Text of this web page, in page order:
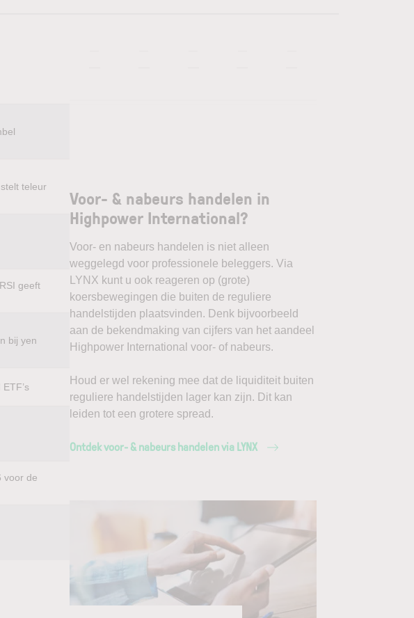
teleur
geeft
bij yen
voor de
Voor- & nabeurs handelen in
Highpower International?
Voor- en nabeurs handelen is niet alleen
weggelegd voor professionele beleggers. Via
LYNX kunt u ook reageren op (grote)
koersbewegingen die buiten de reguliere
handelstijden plaatsvinden. Denk bijvoorbeeld
aan de bekendmaking van cijfers van het aandeel
Highpower International voor- of nabeurs.
Houd er wel rekening mee dat de liquiditeit buiten
reguliere handelstijden lager kan zijn. Dit kan
leiden tot een grotere spread.
Ontdek voor- & nabeurs handelen via LYNX